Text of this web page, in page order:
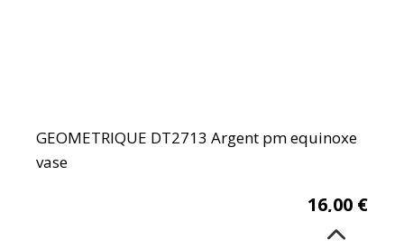
GEOMETRIQUE DT2713 Argent pm equinoxe
vase
16,00 €